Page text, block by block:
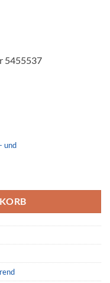
5455537
und